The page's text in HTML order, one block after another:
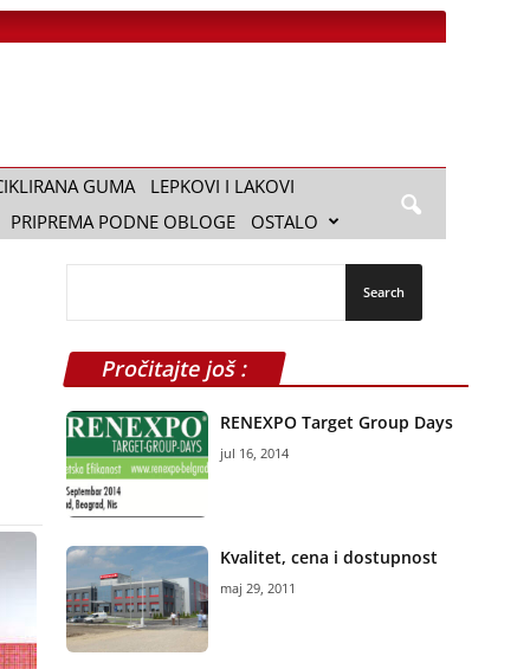
GUMA
LEPKOVI I LAKOVI
PRIPREMA PODNE OBLOGE
OSTALO
Pročitajte još :
RENEXPO Target Group Days
jul 16, 2014
Kvalitet, cena i dostupnost
maj 29, 2011